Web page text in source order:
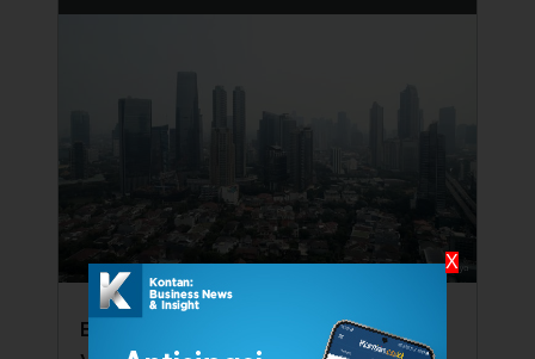
Ekonomi RI Kalah Kencang dari
X